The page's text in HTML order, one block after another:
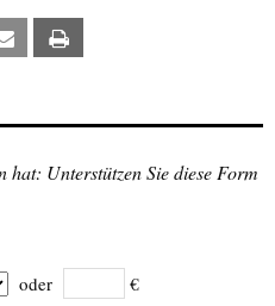
Email
hat: Unterstützen Sie diese Form
oder €